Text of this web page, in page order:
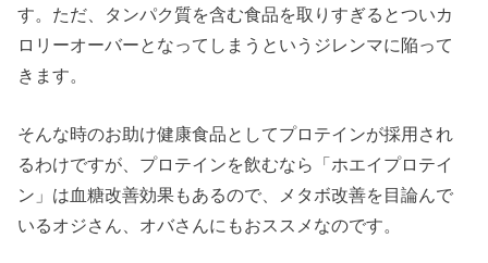
す。ただ、タンパク質を含む食品を取りすぎるとついカ
ロリーオーバーとなってしまうというジレンマに陥って
きます。
そんな時のお助け健康食品としてプロテインが採用され
るわけですが、プロテインを飲むなら「ホエイプロテイ
ン」は血糖改善効果もあるので、メタボ改善を目論んで
いるオジさん、オバさんにもおススメなのです。